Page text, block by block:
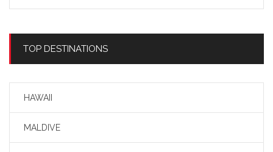
TOP DESTINATIONS
HAWAII
MALDIVE